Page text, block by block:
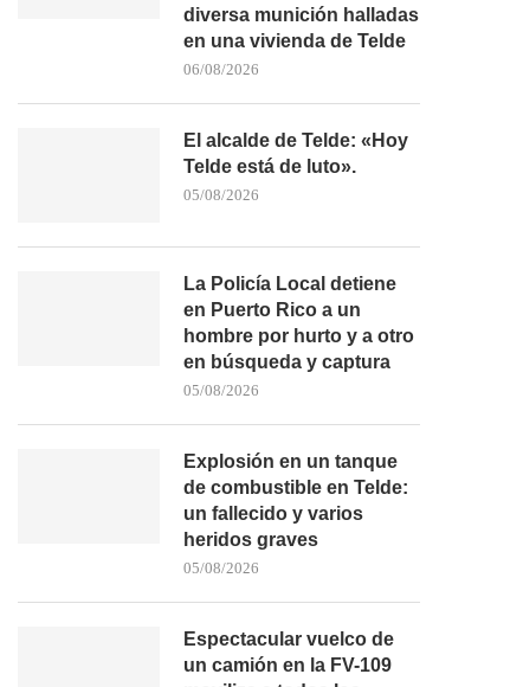
POLICÍA LOCAL DE SANTA LUCÍA
BUSCA AL RESPONSABLE...
LA OPERACIÓN
diversa munición halladas
en una vivienda de Telde
06/08/2026
El alcalde de Telde: «Hoy
Telde está de luto».
05/08/2026
La Policía Local detiene
en Puerto Rico a un
hombre por hurto y a otro
en búsqueda y captura
05/08/2026
Explosión en un tanque
de combustible en Telde:
un fallecido y varios
heridos graves
05/08/2026
Espectacular vuelco de
un camión en la FV-109